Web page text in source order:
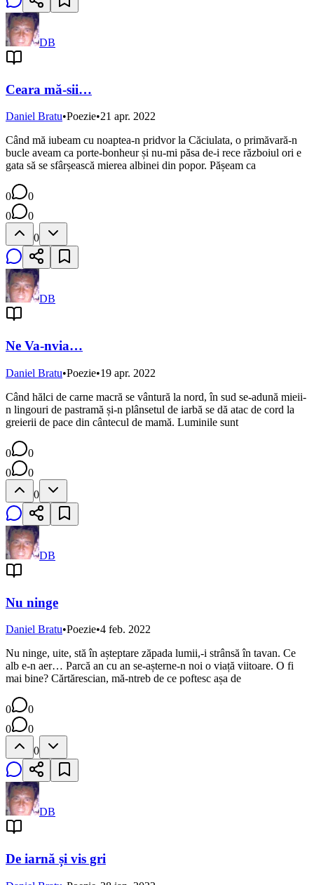
DB
Ceara mă-sii…
Daniel Bratu•Poezie•21 apr. 2022
Când mă iubeam cu noaptea-n pridvor la Căciulata, o primăvară-n
bucle aveam ca porte-bonheur și nu-mi păsa de-i rece războiul ori e
gata să se sfârșească mierea albinei din popor. Pășeam ca
0
0
0
0
0
DB
Ne Va-nvia…
Daniel Bratu•Poezie•19 apr. 2022
Când hălci de carne macră se vântură la nord, în sud se-adună mieii-
n lingouri de pastramă și-n plânsetul de iarbă se dă atac de cord la
greierii de pace din cântecul de mamă. Luminile sunt
0
0
0
0
0
DB
Nu ninge
Daniel Bratu•Poezie•4 feb. 2022
Nu ninge, uite, stă în așteptare zăpada lumii,-i strânsă în tavan. Ce
alb e-n aer… Parcă an cu an se-așterne-n noi o viață viitoare. O fi
mai bine? Cărtărescian, mă-ntreb de ce poftesc așa de
0
0
0
0
0
DB
De iarnă și vis gri